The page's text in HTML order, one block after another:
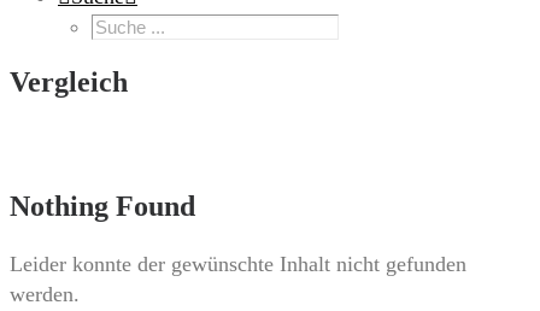
Vergleich
Nothing Found
Leider konnte der gewünschte Inhalt nicht gefunden
werden.